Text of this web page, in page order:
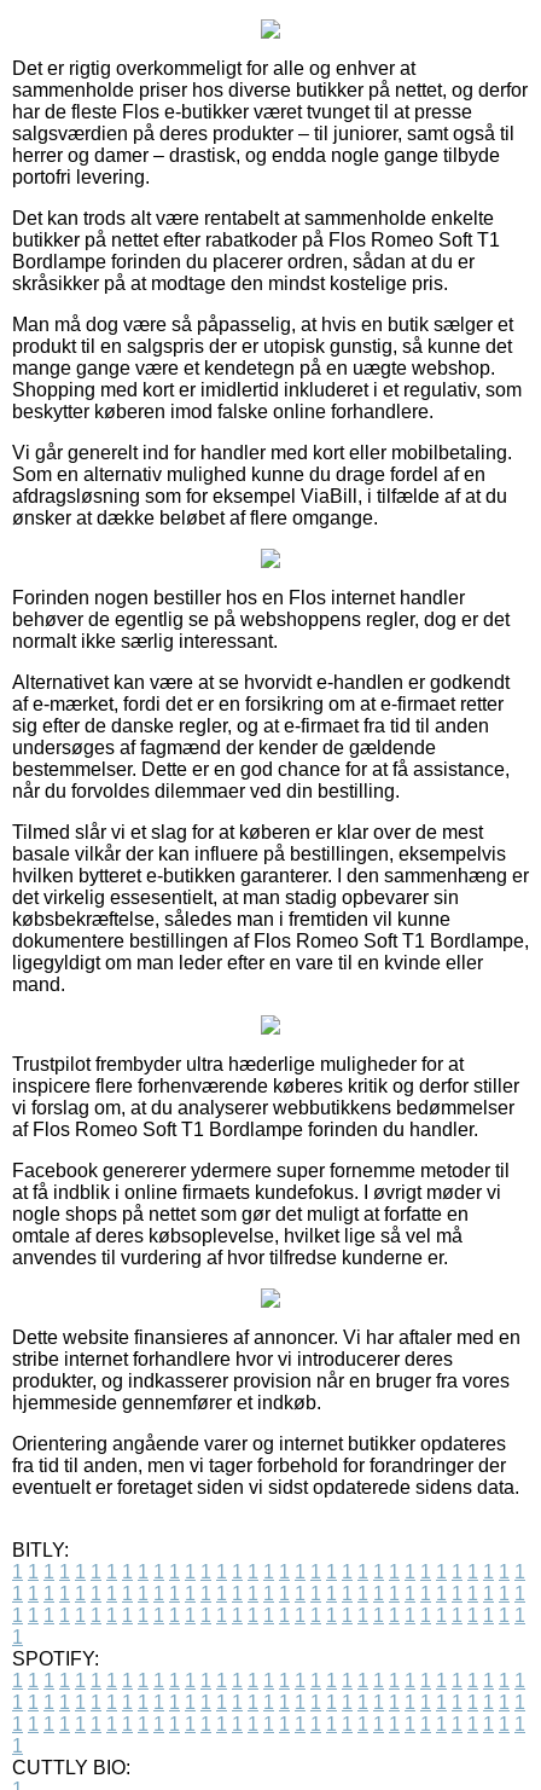
Det er rigtig overkommeligt for alle og enhver at
sammenholde priser hos diverse butikker på nettet, og derfor
har de fleste Flos e-butikker været tvunget til at presse
salgsværdien på deres produkter – til juniorer, samt også til
herrer og damer – drastisk, og endda nogle gange tilbyde
portofri levering.
Det kan trods alt være rentabelt at sammenholde enkelte
butikker på nettet efter rabatkoder på Flos Romeo Soft T1
Bordlampe forinden du placerer ordren, sådan at du er
skråsikker på at modtage den mindst kostelige pris.
Man må dog være så påpasselig, at hvis en butik sælger et
produkt til en salgspris der er utopisk gunstig, så kunne det
mange gange være et kendetegn på en uægte webshop.
Shopping med kort er imidlertid inkluderet i et regulativ, som
beskytter køberen imod falske online forhandlere.
Vi går generelt ind for handler med kort eller mobilbetaling.
Som en alternativ mulighed kunne du drage fordel af en
afdragsløsning som for eksempel ViaBill, i tilfælde af at du
ønsker at dække beløbet af flere omgange.
Forinden nogen bestiller hos en Flos internet handler
behøver de egentlig se på webshoppens regler, dog er det
normalt ikke særlig interessant.
Alternativet kan være at se hvorvidt e-handlen er godkendt
af e-mærket, fordi det er en forsikring om at e-firmaet retter
sig efter de danske regler, og at e-firmaet fra tid til anden
undersøges af fagmænd der kender de gældende
bestemmelser. Dette er en god chance for at få assistance,
når du forvoldes dilemmaer ved din bestilling.
Tilmed slår vi et slag for at køberen er klar over de mest
basale vilkår der kan influere på bestillingen, eksempelvis
hvilken bytteret e-butikken garanterer. I den sammenhæng er
det virkelig essesentielt, at man stadig opbevarer sin
købsbekræftelse, således man i fremtiden vil kunne
dokumentere bestillingen af Flos Romeo Soft T1 Bordlampe,
ligegyldigt om man leder efter en vare til en kvinde eller
mand.
Trustpilot frembyder ultra hæderlige muligheder for at
inspicere flere forhenværende køberes kritik og derfor stiller
vi forslag om, at du analyserer webbutikkens bedømmelser
af Flos Romeo Soft T1 Bordlampe forinden du handler.
Facebook genererer ydermere super fornemme metoder til
at få indblik i online firmaets kundefokus. I øvrigt møder vi
nogle shops på nettet som gør det muligt at forfatte en
omtale af deres købsoplevelse, hvilket lige så vel må
anvendes til vurdering af hvor tilfredse kunderne er.
Dette website finansieres af annoncer. Vi har aftaler med en
stribe internet forhandlere hvor vi introducerer deres
produkter, og indkasserer provision når en bruger fra vores
hjemmeside gennemfører et indkøb.
Orientering angående varer og internet butikker opdateres
fra tid til anden, men vi tager forbehold for forandringer der
eventuelt er foretaget siden vi sidst opdaterede sidens data.
BITLY:
1 1 1 1 1 1 1 1 1 1 1 1 1 1 1 1 1 1 1 1 1 1 1 1 1 1 1 1 1 1 1 1 1
1 1 1 1 1 1 1 1 1 1 1 1 1 1 1 1 1 1 1 1 1 1 1 1 1 1 1 1 1 1 1 1 1
1 1 1 1 1 1 1 1 1 1 1 1 1 1 1 1 1 1 1 1 1 1 1 1 1 1 1 1 1 1 1 1 1
1
SPOTIFY:
1 1 1 1 1 1 1 1 1 1 1 1 1 1 1 1 1 1 1 1 1 1 1 1 1 1 1 1 1 1 1 1 1
1 1 1 1 1 1 1 1 1 1 1 1 1 1 1 1 1 1 1 1 1 1 1 1 1 1 1 1 1 1 1 1 1
1 1 1 1 1 1 1 1 1 1 1 1 1 1 1 1 1 1 1 1 1 1 1 1 1 1 1 1 1 1 1 1 1
1
CUTTLY BIO: